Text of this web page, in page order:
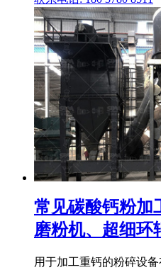
常见碳酸钙粉加
磨粉机、超细环
用于加工重钙的粉碎设